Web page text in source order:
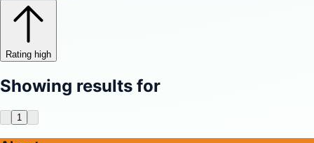
Rating high
Showing results for
1